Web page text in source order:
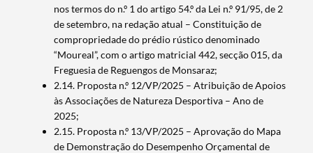
nos termos do n.º 1 do artigo 54.º da Lei n.º 91/95, de 2
de setembro, na redação atual – Constituição de
compropriedade do prédio rústico denominado
“Moureal”, com o artigo matricial 442, secção 015, da
Freguesia de Reguengos de Monsaraz;
2.14. Proposta n.º 12/VP/2025 – Atribuição de Apoios
às Associações de Natureza Desportiva – Ano de
2025;
2.15. Proposta n.º 13/VP/2025 – Aprovação do Mapa
de Demonstração do Desempenho Orçamental de